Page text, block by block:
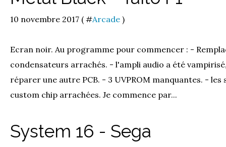
10 novembre 2017 ( #Arcade )
Ecran noir. Au programme pour commencer : -
condensateurs arrachés. - l'ampli audio a été
réparer une autre PCB. - 3 UVPROM manquantes. - les
custom chip arrachées. Je commence par...
System 16 - Sega